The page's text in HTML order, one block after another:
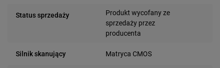
Status sprzedaży
Produkt wycofany ze
sprzedaży przez
producenta
Silnik skanujący Matryca CMOS